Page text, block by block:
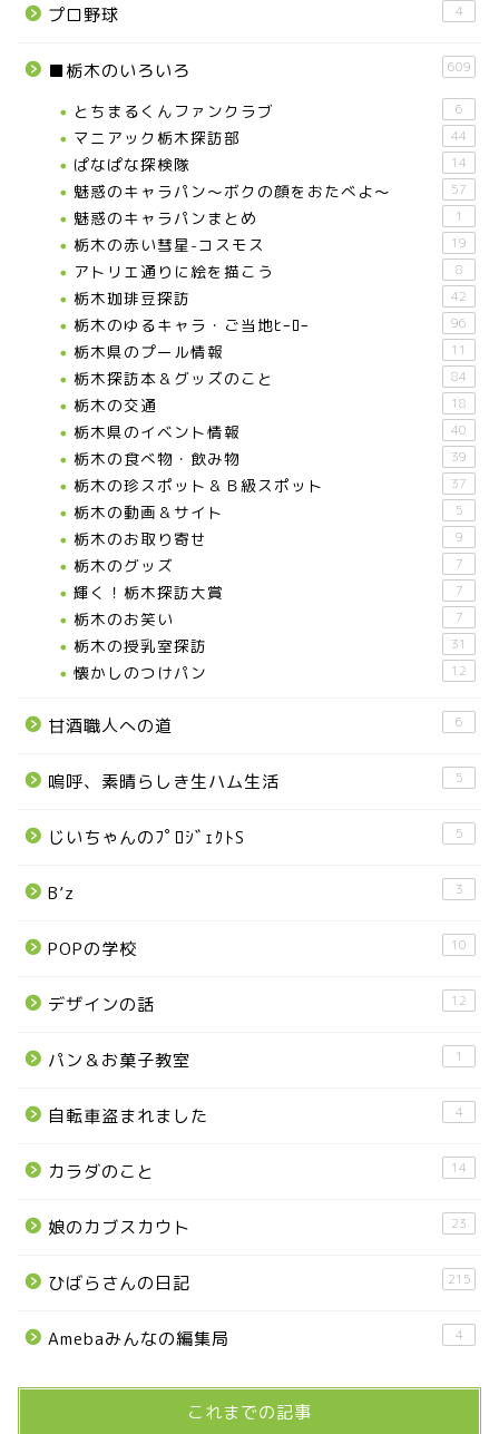
プロ野球 4
■栃木のいろいろ 609
とちまるくんファンクラブ 6
マニアック栃木探訪部 44
ぱなぱな探検隊 14
魅惑のキャラパン～ボクの顔をおたべよ～ 57
魅惑のキャラパンまとめ 1
栃木の赤い彗星-コスモス 19
アトリエ通りに絵を描こう 8
栃木珈琲豆探訪 42
栃木のゆるキャラ・ご当地ﾋｰﾛｰ 96
栃木県のプール情報 11
栃木探訪本＆グッズのこと 84
栃木の交通 18
栃木県のイベント情報 40
栃木の食べ物・飲み物 39
栃木の珍スポット＆Ｂ級スポット 37
栃木の動画＆サイト 5
栃木のお取り寄せ 9
栃木のグッズ 7
輝く！栃木探訪大賞 7
栃木のお笑い 7
栃木の授乳室探訪 31
懐かしのつけパン 12
甘酒職人への道 6
嗚呼、素晴らしき生ハム生活 5
じいちゃんのﾌﾟﾛｼﾞｪｸﾄS 5
B’z 3
POPの学校 10
デザインの話 12
パン＆お菓子教室 1
自転車盗まれました 4
カラダのこと 14
娘のカブスカウト 23
ひばらさんの日記 215
Amebaみんなの編集局 4
これまでの記事
宇都宮の震災後の様子